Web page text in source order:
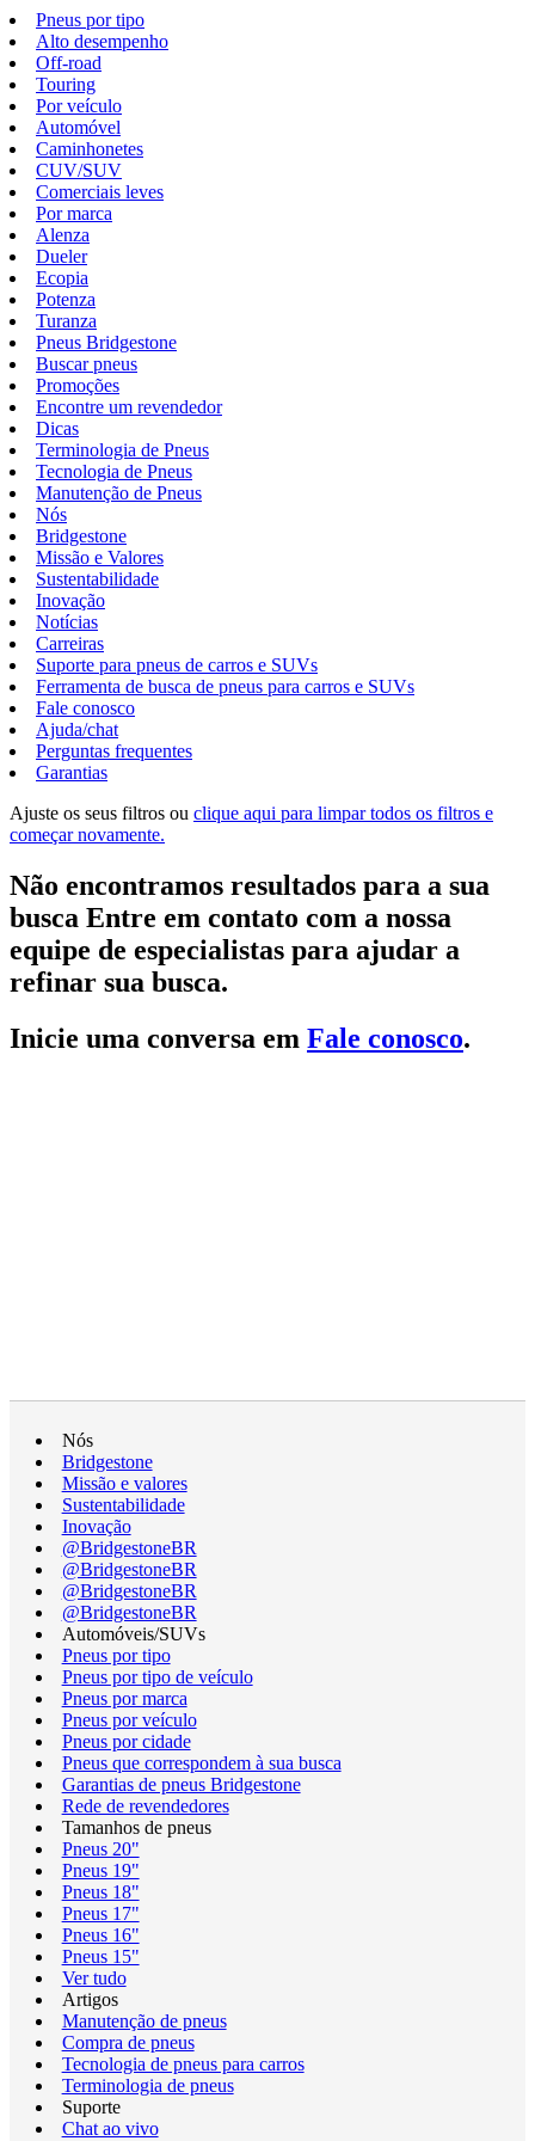
Pneus por tipo
Alto desempenho
Off-road
Touring
Por veículo
Automóvel
Caminhonetes
CUV/SUV
Comerciais leves
Por marca
Alenza
Dueler
Ecopia
Potenza
Turanza
Pneus Bridgestone
Buscar pneus
Promoções
Encontre um revendedor
Dicas
Terminologia de Pneus
Tecnologia de Pneus
Manutenção de Pneus
Nós
Bridgestone
Missão e Valores
Sustentabilidade
Inovação
Notícias
Carreiras
Suporte para pneus de carros e SUVs
Ferramenta de busca de pneus para carros e SUVs
Fale conosco
Ajuda/chat
Perguntas frequentes
Garantias
Ajuste os seus filtros ou clique aqui para limpar todos os filtros e
começar novamente.
Não encontramos resultados para a sua
busca Entre em contato com a nossa
equipe de especialistas para ajudar a
refinar sua busca.
Inicie uma conversa em Fale conosco.
Nós
Bridgestone
Missão e valores
Sustentabilidade
Inovação
@BridgestoneBR
@BridgestoneBR
@BridgestoneBR
@BridgestoneBR
Automóveis/SUVs
Pneus por tipo
Pneus por tipo de veículo
Pneus por marca
Pneus por veículo
Pneus por cidade
Pneus que correspondem à sua busca
Garantias de pneus Bridgestone
Rede de revendedores
Tamanhos de pneus
Pneus 20"
Pneus 19"
Pneus 18"
Pneus 17"
Pneus 16"
Pneus 15"
Ver tudo
Artigos
Manutenção de pneus
Compra de pneus
Tecnologia de pneus para carros
Terminologia de pneus
Suporte
Chat ao vivo